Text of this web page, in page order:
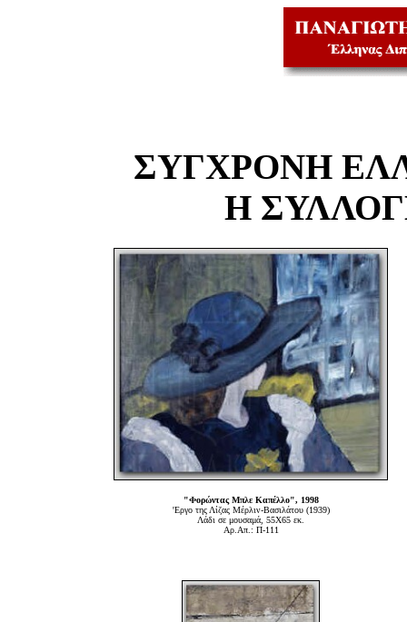
ΣΥΓΧΡΟΝΗ
Η
"Φορώντας Μπλε Καπέλλο", 1998
'Εργο της Λίζας Μέρλιν-Βασιλάτου (1939)
Λάδι σε μουσαμά, 55Χ65 εκ.
Αρ.Απ.: Π-111